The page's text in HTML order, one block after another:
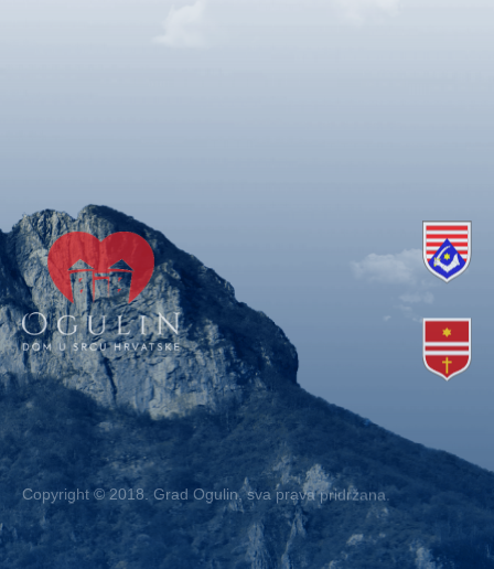
Copyright © 2018. Grad Ogulin, sva prava pridržana.
Design byEA93